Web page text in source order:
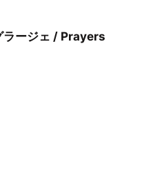
ラージェ / Prayers